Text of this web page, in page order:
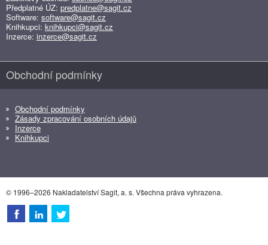
Předplatné ÚZ: predplatne@sagit.cz
Software: software@sagit.cz
Knihkupci: knihkupci@sagit.cz
Inzerce: inzerce@sagit.cz
Obchodní podmínky
Obchodní podmínky
Zásady zpracování osobních údajů
Inzerce
Knihkupci
© 1996–2026 Nakladatelství Sagit, a. s. Všechna práva vyhrazena.